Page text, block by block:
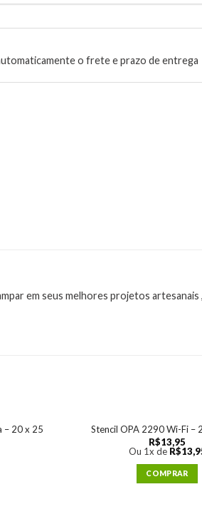
o frete e prazo de entrega
em seus melhores projetos artesanais
– 20 x 25
Stencil OPA 2290 Wi-Fi –
R$13,95
Ou 1x de R$
COMPRAR